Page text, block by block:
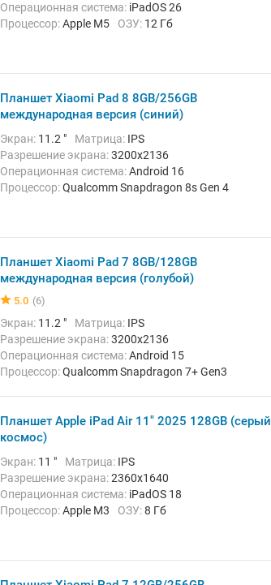
Операционная система: iPadOS 26
Процессор:Apple M5 ОЗУ: 12 Гб
Беспроводная связь:Bluetooth, Wi-Fi Вес:444 г
Планшет Xiaomi Pad 8 8GB/256GB
международная версия (синий)
Экран: 11.2 " Матрица: IPS
Разрешение экрана:3200x2136
Операционная система:Android 16
Процессор:Qualcomm Snapdragon 8s Gen 4
Беспроводная связь:Bluetooth, Wi-Fi Вес:485 г
Планшет Xiaomi Pad 7 8GB/128GB
международная версия (голубой)
5.0 (6)
Экран: 11.2 " Матрица: IPS
Разрешение экрана:3200x2136
Операционная система:Android 15
Процессор:Qualcomm Snapdragon 7+ Gen3
Беспроводная связь: Bluetooth, Wi-Fi Вес:500 г
Планшет Apple iPad Air 11" 2025 128GB (серый
космос)
Экран: 11 " Матрица: IPS
Разрешение экрана:2360x1640
Операционная система: iPadOS 18
Процессор:Apple M3 ОЗУ:8 Гб
Беспроводная связь:Bluetooth, Wi-Fi Вес:460 г